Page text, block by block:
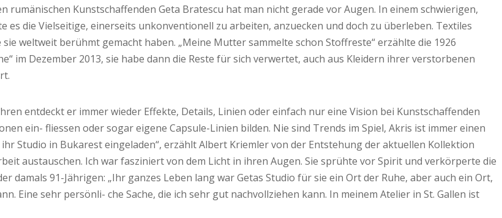
rumänischen Kunstschaffenden Geta Bratescu hat man nicht gerade vor Augen. In einem schwierigen,
die Vielseitige, einerseits unkonventionell zu arbeiten, anzuecken und doch zu überleben. Textiles
weltweit berühmt gemacht haben. „Meine Mutter sammelte schon Stoffreste“ erzählte die 1926
im Dezember 2013, sie habe dann die Reste für sich verwertet, auch aus Kleidern ihrer verstorbenen
entdeckt er immer wieder Effekte, Details, Linien oder einfach nur eine Vision bei Kunstschaffenden
ein- fliessen oder sogar eigene Capsule-Linien bilden. Nie sind Trends im Spiel, Akris ist immer einen
Studio in Bukarest eingeladen“, erzählt Albert Kriemler von der Entstehung der aktuellen Kollektion
austauschen. Ich war fasziniert von dem Licht in ihren Augen. Sie sprühte vor Spirit und verkörperte die
damals 91-Jährigen: „Ihr ganzes Leben lang war Getas Studio für sie ein Ort der Ruhe, aber auch ein Ort,
Eine sehr persönli- che Sache, die ich sehr gut nachvollziehen kann. In meinem Atelier in St. Gallen ist